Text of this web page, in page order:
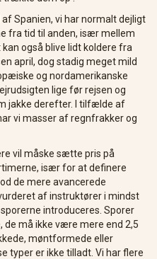
Spanien, vi har normalt dejligt
fra tid til anden, især mellem
også blive lidt koldere fra
april, dog stadig meget mild
og nordamerikanske
lige før rejsen og
jakke derefter. I tilfælde af
vi masser af regnfrakker og
vil måske sætte pris på
især for at definere
de mere avancerede
af instruktører i mindst
introduceres. Sporer
må ikke være mere end 2,5
møntformede eller
typer er ikke tilladt. Vi har flere